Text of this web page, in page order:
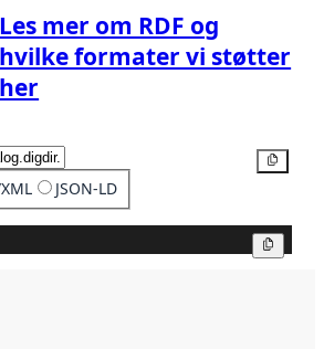
Les mer om RDF og
hvilke formater vi støtter
her
JSON-LD